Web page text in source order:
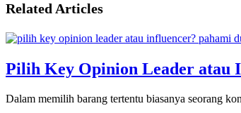
Related Articles
Pilih Key Opinion Leader atau
Dalam memilih barang tertentu biasanya seorang